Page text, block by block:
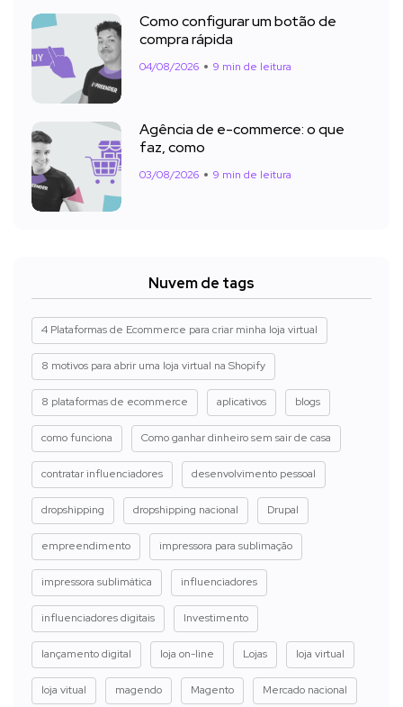
Como configurar um botão de
compra rápida
04/08/2026 9 min de leitura
Agência de e-commerce: o que
faz, como
03/08/2026 9 min de leitura
Nuvem de tags
4 Plataformas de Ecommerce para criar minha loja virtual
8 motivos para abrir uma loja virtual na Shopify
8 plataformas de ecommerce aplicativos blogs
como funciona Como ganhar dinheiro sem sair de casa
contratar influenciadores desenvolvimento pessoal
dropshipping dropshipping nacional Drupal
empreendimento impressora para sublimação
impressora sublimática influenciadores
influenciadores digitais Investimento
lançamento digital loja on-line Lojas loja virtual
loja vitual magendo Magento Mercado nacional